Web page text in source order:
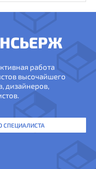
работа
высочайшего
дизайнеров,
СПЕЦИАЛИСТА